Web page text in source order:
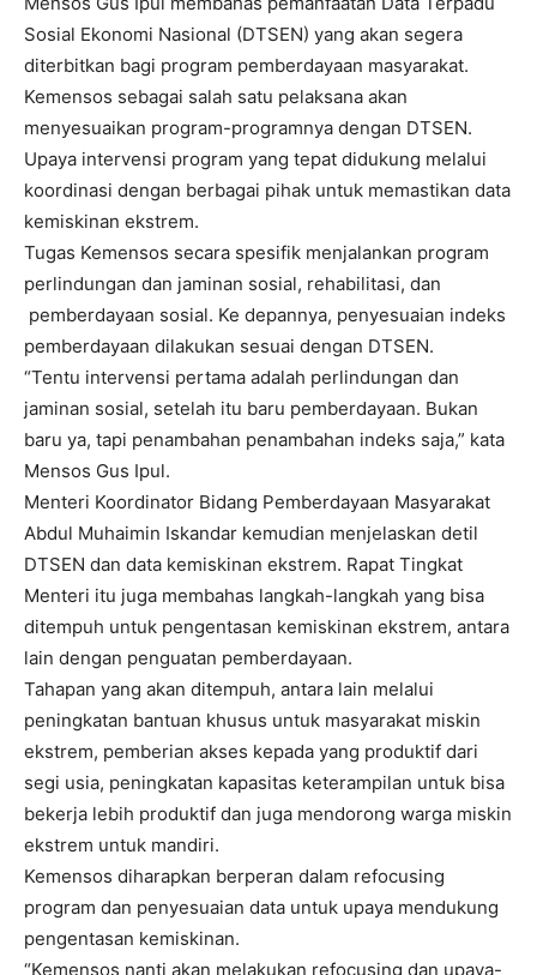
Sosial Ekonomi Nasional (DTSEN) yang akan segera
diterbitkan bagi program pemberdayaan masyarakat.
Kemensos sebagai salah satu pelaksana akan
menyesuaikan program-programnya dengan DTSEN.
Upaya intervensi program yang tepat didukung melalui
koordinasi dengan berbagai pihak untuk memastikan data
kemiskinan ekstrem.
Tugas Kemensos secara spesifik menjalankan program
perlindungan dan jaminan sosial, rehabilitasi, dan
pemberdayaan sosial. Ke depannya, penyesuaian indeks
pemberdayaan dilakukan sesuai dengan DTSEN.
“Tentu intervensi pertama adalah perlindungan dan
jaminan sosial, setelah itu baru pemberdayaan. Bukan
baru ya, tapi penambahan penambahan indeks saja,” kata
Mensos Gus Ipul.
Menteri Koordinator Bidang Pemberdayaan Masyarakat
Abdul Muhaimin Iskandar kemudian menjelaskan detil
DTSEN dan data kemiskinan ekstrem. Rapat Tingkat
Menteri itu juga membahas langkah-langkah yang bisa
ditempuh untuk pengentasan kemiskinan ekstrem, antara
lain dengan penguatan pemberdayaan.
Tahapan yang akan ditempuh, antara lain melalui
peningkatan bantuan khusus untuk masyarakat miskin
ekstrem, pemberian akses kepada yang produktif dari
segi usia, peningkatan kapasitas keterampilan untuk bisa
bekerja lebih produktif dan juga mendorong warga miskin
ekstrem untuk mandiri.
Kemensos diharapkan berperan dalam refocusing
program dan penyesuaian data untuk upaya mendukung
pengentasan kemiskinan.
“Kemensos nanti akan melakukan refocusing dan upaya-